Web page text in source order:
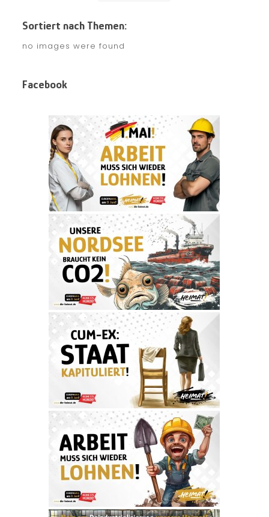
Sortiert nach Themen:
no images were found
Facebook